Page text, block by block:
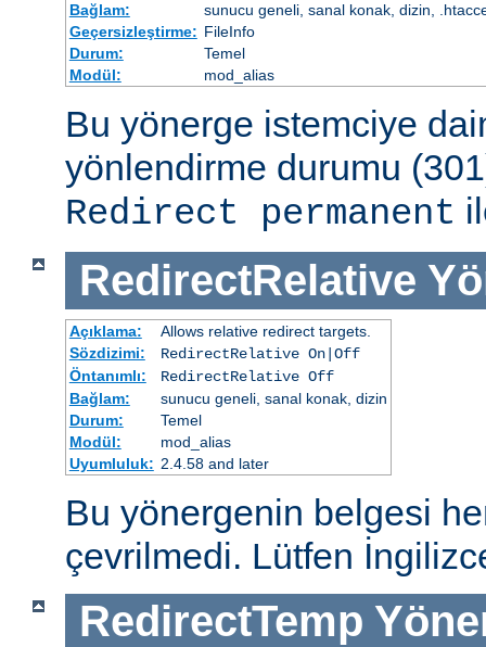
Bağlam:
sunucu geneli, sanal konak, dizin,
Geçersizleştirme: FileInfo
Durum:
Temel
Modül:
mod_alias
Bu yönerge istemciye
yönlendirme durumu
Redirect permanent
RedirectRelative
Açıklama:
Allows relative redirect targets.
Sözdizimi:
RedirectRelative On|Off
Öntanımlı:
RedirectRelative Off
Bağlam:
sunucu geneli, sanal konak, dizin
Durum:
Temel
Modül:
mod_alias
Uyumluluk: 2.4.58 and later
Bu yönergenin belgesi
çevrilmedi. Lütfen
RedirectTemp